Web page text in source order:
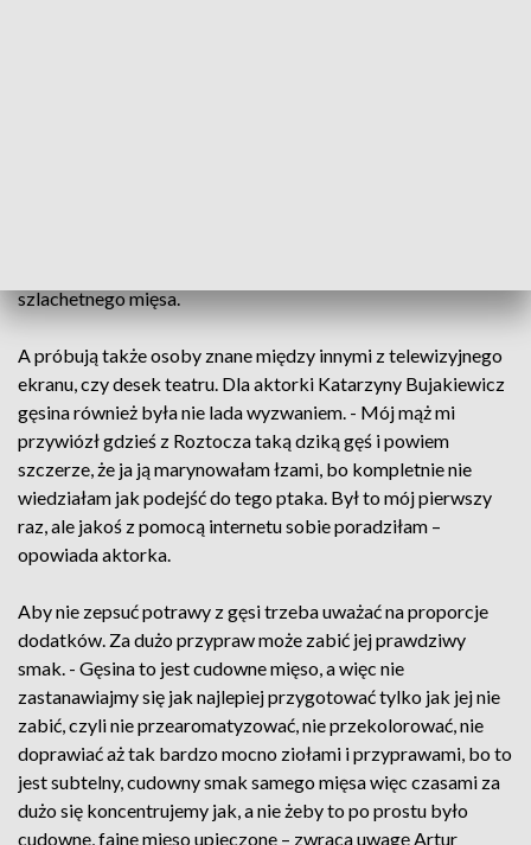
szlachetnego mięsa.
A próbują także osoby znane między innymi z telewizyjnego
ekranu, czy desek teatru. Dla aktorki Katarzyny Bujakiewicz
gęsina również była nie lada wyzwaniem. - Mój mąż mi
przywiózł gdzieś z Roztocza taką dziką gęś i powiem
szczerze, że ja ją marynowałam łzami, bo kompletnie nie
wiedziałam jak podejść do tego ptaka. Był to mój pierwszy
raz, ale jakoś z pomocą internetu sobie poradziłam –
opowiada aktorka.
Aby nie zepsuć potrawy z gęsi trzeba uważać na proporcje
dodatków. Za dużo przypraw może zabić jej prawdziwy
smak. - Gęsina to jest cudowne mięso, a więc nie
zastanawiajmy się jak najlepiej przygotować tylko jak jej nie
zabić, czyli nie przearomatyzować, nie przekolorować, nie
doprawiać aż tak bardzo mocno ziołami i przyprawami, bo to
jest subtelny, cudowny smak samego mięsa więc czasami za
dużo się koncentrujemy jak, a nie żeby to po prostu było
cudowne, fajne mięso upieczone – zwraca uwagę Artur